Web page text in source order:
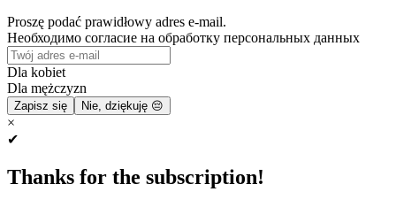
Proszę podać prawidłowy adres e-mail.
Необходимо согласие на обработку персональных данных
Dla kobiet
Dla mężczyzn
Zapisz się Nie, dziękuję 😔
×
✔
Thanks for the subscription!